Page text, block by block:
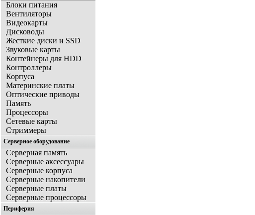
Блоки питания
Вентиляторы
Видеокарты
Дисководы
Жесткие диски и SSD
Звуковые карты
Контейнеры для HDD
Контроллеры
Корпуса
Материнские платы
Оптические приводы
Память
Процессоры
Сетевые карты
Стриммеры
Серверное оборудование
Серверная память
Серверные аксессуары
Серверные корпуса
Серверные накопители
Серверные платы
Серверные процессоры
Периферия